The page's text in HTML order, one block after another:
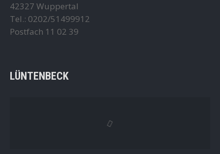
42327 Wuppertal
Tel.: 0202/51499912
Postfach 11 02 39
LÜNTENBECK